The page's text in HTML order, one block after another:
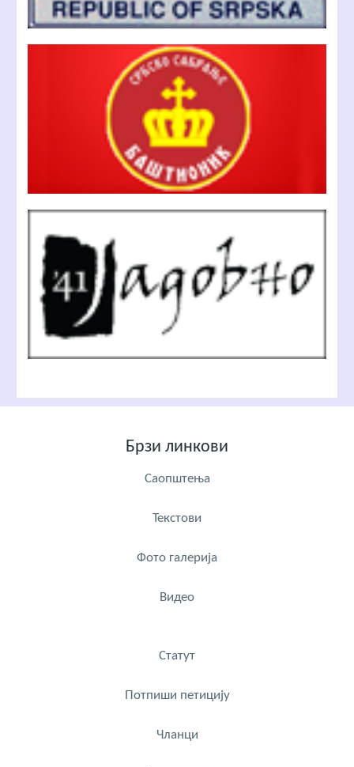
Брзи линкови
Саопштења
Текстови
Фото галерија
Видео
Статут
Потпиши петицију
Чланци